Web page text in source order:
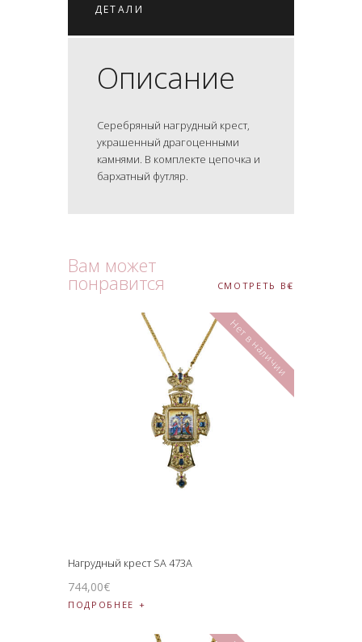
ДЕТАЛИ
Описание
Серебряный нагрудный крест,
украшенный драгоценными
камнями. В комплекте цепочка и
бархатный футляр.
Вам может
понравится СМОТРЕТЬ ВСЕ
Нет в наличии
Нагрудный крест SA 473A
744,00€
ПОДРОБНЕЕ